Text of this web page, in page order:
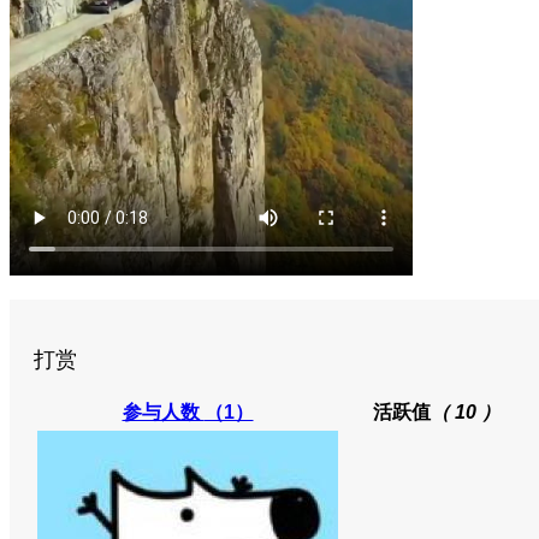
打赏
参与人数 （1） 活跃值（ 10 ）